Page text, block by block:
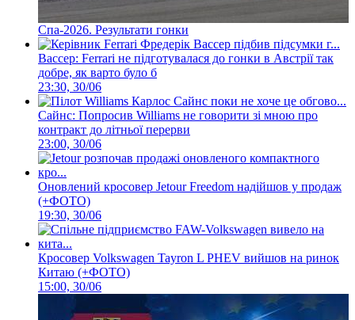
Спа-2026. Результати гонки
Вассер: Ferrari не підготувалася до гонки в Австрії так
добре, як варто було б
23:30, 30/06
Сайнс: Попросив Williams не говорити зі мною про
контракт до літньої перерви
23:00, 30/06
Оновлений кросовер Jetour Freedom надійшов у продаж
(+ФОТО)
19:30, 30/06
Кросовер Volkswagen Tayron L PHEV вийшов на ринок
Китаю (+ФОТО)
15:00, 30/06